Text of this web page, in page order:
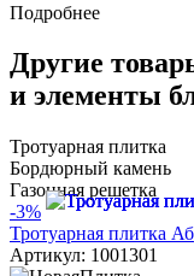
Подробнее
Другие
и элементы
Тротуарная плитка
Бордюрный камень
Газонная решетка
-3%
Тротуарная плитка
Артикул: 1001301